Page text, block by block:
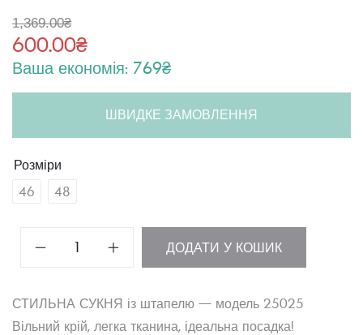
1,369.00₴
600.00₴
Ваша економія: 769₴
ШВИДКЕ ЗАМОВЛЕННЯ
Розміри
46
48
ДОДАТИ У КОШИК
СТИЛЬНА СУКНЯ із штапелю — модель 25025
Вільний крій, легка тканина, ідеальна посадка!